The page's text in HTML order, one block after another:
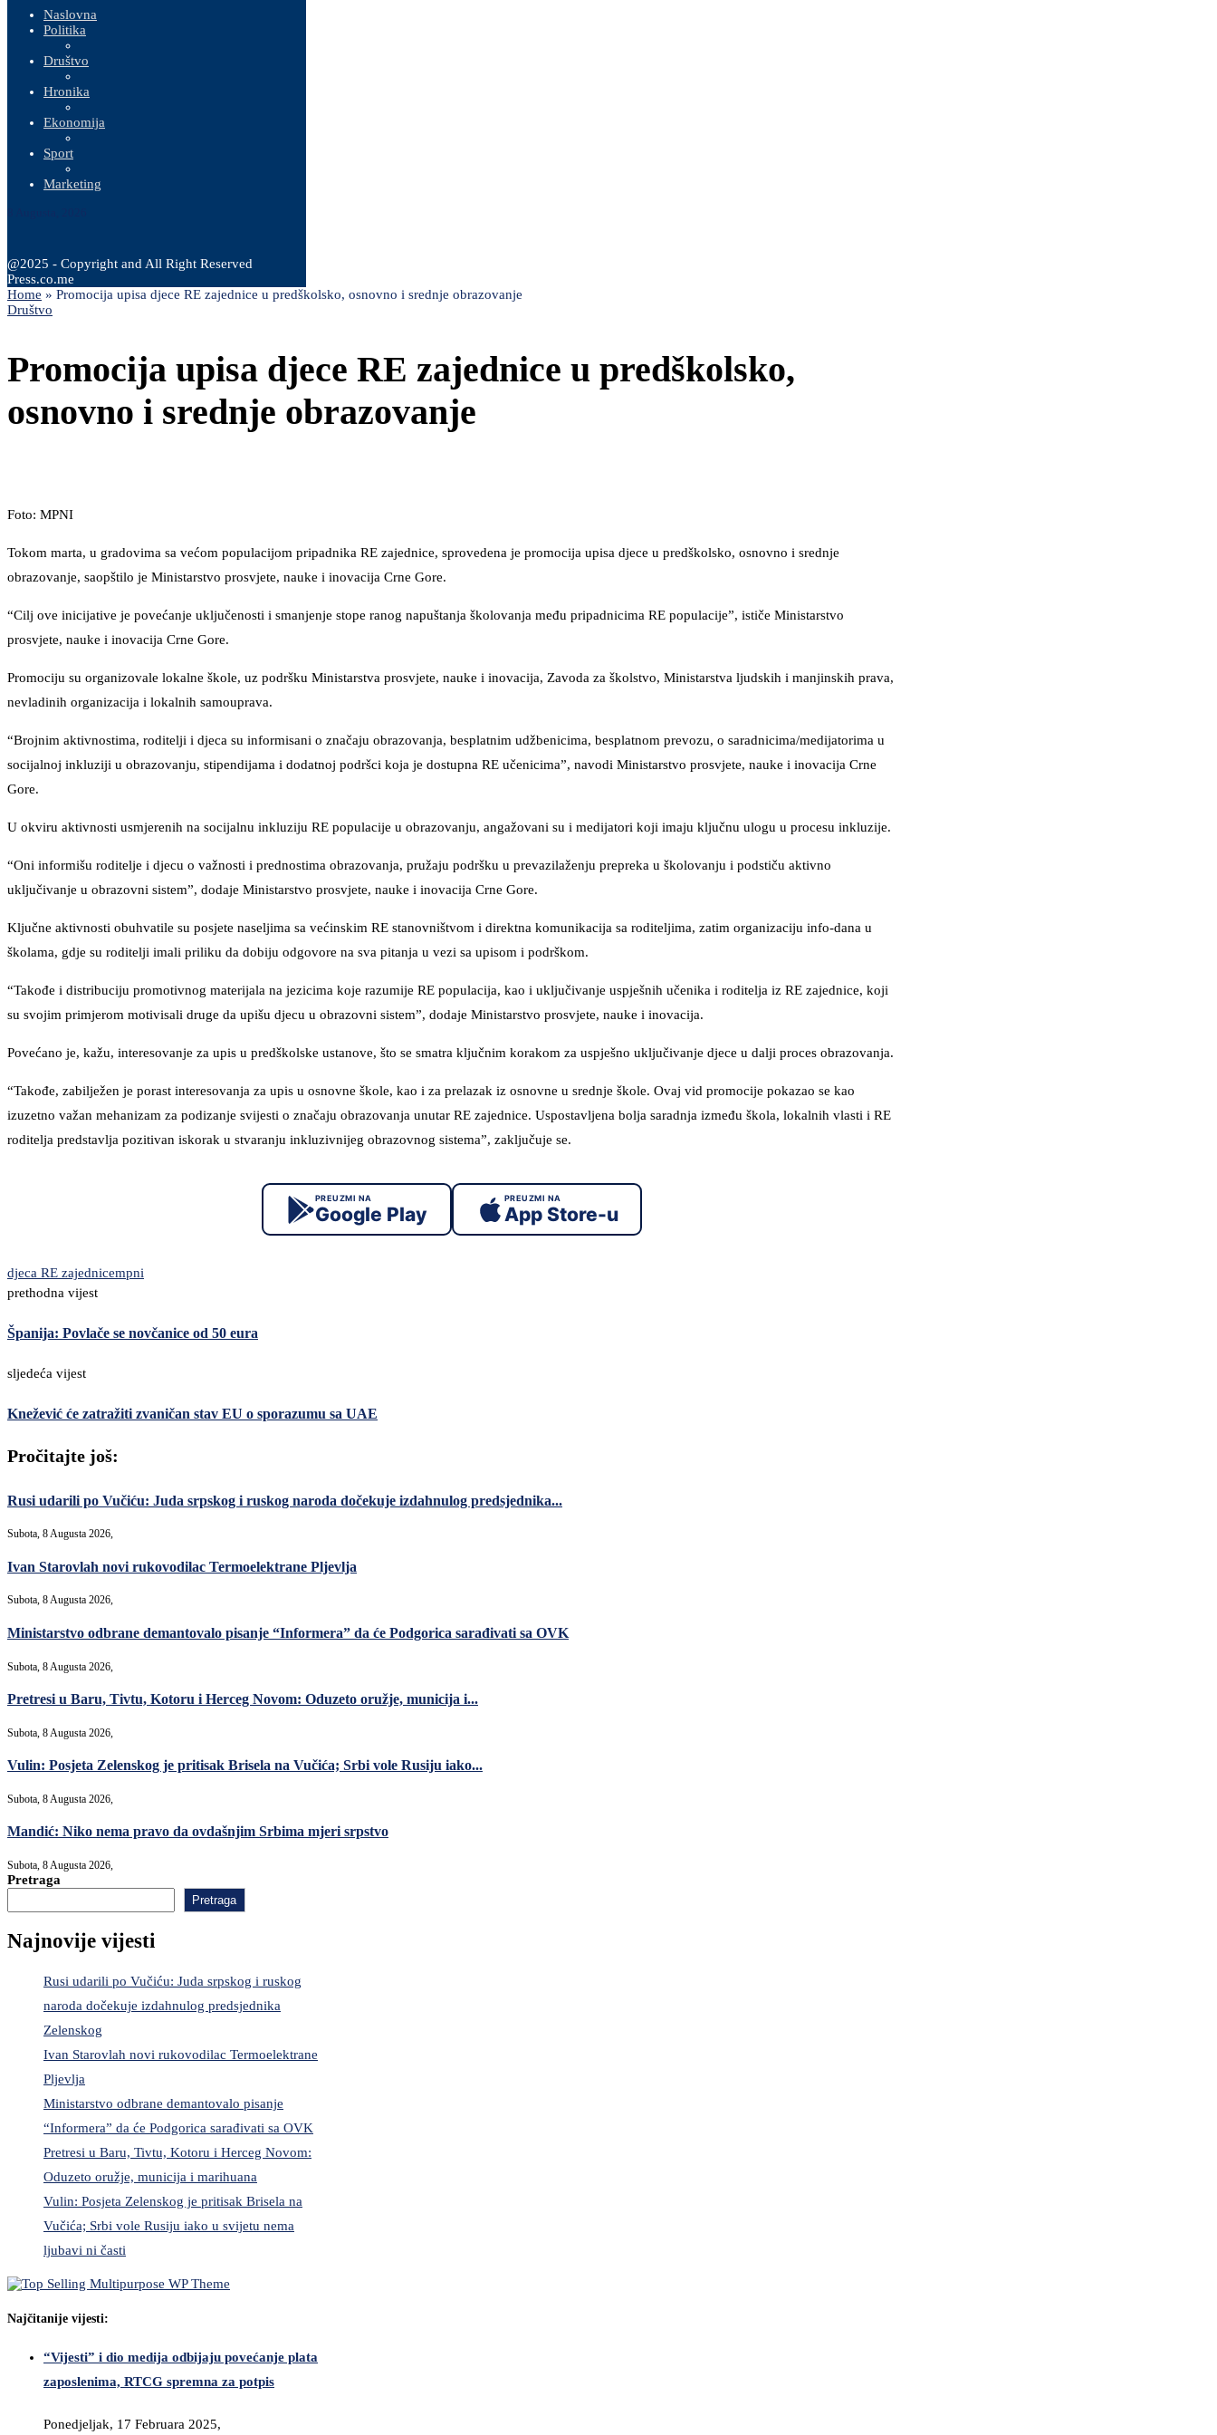
Naslovna
Politika
Društvo
Hronika
Ekonomija
Sport
Marketing
@2025 - Copyright and All Right Reserved
Press.co.me
Home » Promocija upisa djece RE zajednice u predškolsko, osnovno i srednje obrazovanje
Društvo
Promocija upisa djece RE zajednice u predškolsko,
osnovno i srednje obrazovanje
Foto: MPNI
Tokom marta, u gradovima sa većom populacijom pripadnika RE zajednice, sprovedena je promocija upisa djece u predškolsko, osnovno i srednje
obrazovanje, saopštilo je Ministarstvo prosvjete, nauke i inovacija Crne Gore.
“Cilj ove inicijative je povećanje uključenosti i smanjenje stope ranog napuštanja školovanja među pripadnicima RE populacije”, ističe Ministarstvo
prosvjete, nauke i inovacija Crne Gore.
Promociju su organizovale lokalne škole, uz podršku Ministarstva prosvjete, nauke i inovacija, Zavoda za školstvo, Ministarstva ljudskih i manjinskih prava,
nevladinih organizacija i lokalnih samouprava.
“Brojnim aktivnostima, roditelji i djeca su informisani o značaju obrazovanja, besplatnim udžbenicima, besplatnom prevozu, o saradnicima/medijatorima u
socijalnoj inkluziji u obrazovanju, stipendijama i dodatnoj podršci koja je dostupna RE učenicima”, navodi Ministarstvo prosvjete, nauke i inovacija Crne
Gore.
U okviru aktivnosti usmjerenih na socijalnu inkluziju RE populacije u obrazovanju, angažovani su i medijatori koji imaju ključnu ulogu u procesu inkluzije.
“Oni informišu roditelje i djecu o važnosti i prednostima obrazovanja, pružaju podršku u prevazilaženju prepreka u školovanju i podstiču aktivno
uključivanje u obrazovni sistem”, dodaje Ministarstvo prosvjete, nauke i inovacija Crne Gore.
Ključne aktivnosti obuhvatile su posjete naseljima sa većinskim RE stanovništvom i direktna komunikacija sa roditeljima, zatim organizaciju info-dana u
školama, gdje su roditelji imali priliku da dobiju odgovore na sva pitanja u vezi sa upisom i podrškom.
“Takođe i distribuciju promotivnog materijala na jezicima koje razumije RE populacija, kao i uključivanje uspješnih učenika i roditelja iz RE zajednice, koji
su svojim primjerom motivisali druge da upišu djecu u obrazovni sistem”, dodaje Ministarstvo prosvjete, nauke i inovacija.
Povećano je, kažu, interesovanje za upis u predškolske ustanove, što se smatra ključnim korakom za uspješno uključivanje djece u dalji proces obrazovanja.
“Takođe, zabilježen je porast interesovanja za upis u osnovne škole, kao i za prelazak iz osnovne u srednje škole. Ovaj vid promocije pokazao se kao
izuzetno važan mehanizam za podizanje svijesti o značaju obrazovanja unutar RE zajednice. Uspostavljena bolja saradnja između škola, lokalnih vlasti i RE
roditelja predstavlja pozitivan iskorak u stvaranju inkluzivnijeg obrazovnog sistema”, zaključuje se.
PREUZMI NA
Google Play
PREUZMI NA
App Store-u
djeca RE zajednicempni
prethodna vijest
Španija: Povlače se novčanice od 50 eura
sljedeća vijest
Knežević će zatražiti zvaničan stav EU o sporazumu sa UAE
Pročitajte još:
Rusi udarili po Vučiću: Juda srpskog i ruskog naroda dočekuje izdahnulog predsjednika...
Subota, 8 Augusta 2026,
Ivan Starovlah novi rukovodilac Termoelektrane Pljevlja
Subota, 8 Augusta 2026,
Ministarstvo odbrane demantovalo pisanje “Informera” da će Podgorica sarađivati sa OVK
Subota, 8 Augusta 2026,
Pretresi u Baru, Tivtu, Kotoru i Herceg Novom: Oduzeto oružje, municija i...
Subota, 8 Augusta 2026,
Vulin: Posjeta Zelenskog je pritisak Brisela na Vučića; Srbi vole Rusiju iako...
Subota, 8 Augusta 2026,
Mandić: Niko nema pravo da ovdašnjim Srbima mjeri srpstvo
Subota, 8 Augusta 2026,
Pretraga
Pretraga
Najnovije vijesti
Rusi udarili po Vučiću: Juda srpskog i ruskog
naroda dočekuje izdahnulog predsjednika
Zelenskog
Ivan Starovlah novi rukovodilac Termoelektrane
Pljevlja
Ministarstvo odbrane demantovalo pisanje
“Informera” da će Podgorica sarađivati sa OVK
Pretresi u Baru, Tivtu, Kotoru i Herceg Novom:
Oduzeto oružje, municija i marihuana
Vulin: Posjeta Zelenskog je pritisak Brisela na
Vučića; Srbi vole Rusiju iako u svijetu nema
ljubavi ni časti
Najčitanije vijesti:
“Vijesti” i dio medija odbijaju povećanje plata
zaposlenima, RTCG spremna za potpis
Ponedjeljak, 17 Februara 2025,